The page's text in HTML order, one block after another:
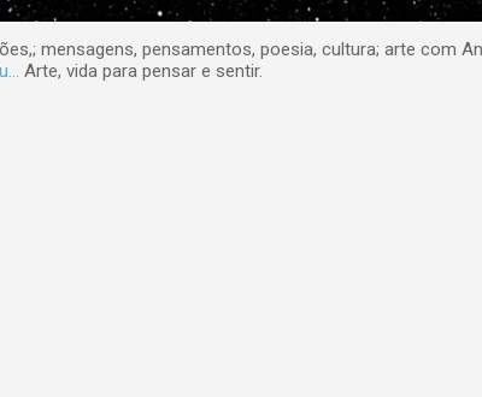
mensagens, pensamentos, poesia, cultura; arte com
Arte, vida para pensar e sentir.